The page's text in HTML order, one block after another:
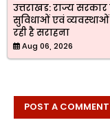
उत्तराखड: राज्य सरकार
सुविधाओं एवं व्यवस्थाओं
रही है सराहना
Aug 06, 2026
POST A COMMENT